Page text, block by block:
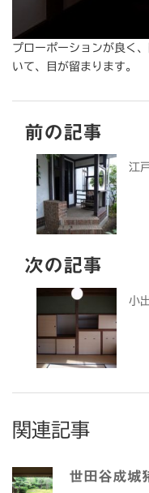
プローポーションが良く
いて、目が留まります。
前の記事
江
次の記事
小
関連記事
世田谷成城